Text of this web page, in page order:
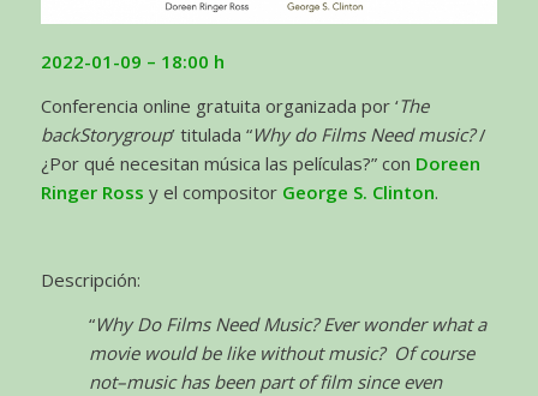
2022-01-09 – 18:00 h
Conferencia online gratuita organizada por ‘The
backStorygroup’ titulada “Why do Films Need music?/
¿Por qué necesitan música las películas?” con Doreen
Ringer Ross y el compositor George S. Clinton.
Descripción:
“Why Do Films Need Music? Ever wonder what a
movie would be like without music? Of course
not–music has been part of film since even